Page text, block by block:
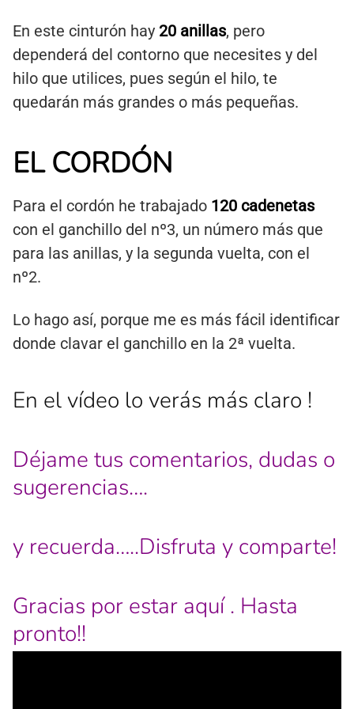
En este cinturón hay 20 anillas, pero
dependerá del contorno que necesites y del
hilo que utilices, pues según el hilo, te
quedarán más grandes o más pequeñas.
EL CORDÓN
Para el cordón he trabajado 120 cadenetas
con el ganchillo del nº3, un número más que
para las anillas, y la segunda vuelta, con el
nº2.
Lo hago así, porque me es más fácil identificar
donde clavar el ganchillo en la 2ª vuelta.
En el vídeo lo verás más claro !
Déjame tus comentarios, dudas o
sugerencias….
y recuerda…..Disfruta y comparte!
Gracias por estar aquí . Hasta
pronto!!